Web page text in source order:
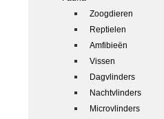
Zoogdieren
Reptielen
Amfibieën
Vissen
Dagvlinders
Nachtvlinders
Microvlinders